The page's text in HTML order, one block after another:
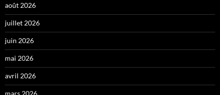
août 2026
juillet 2026
juin 2026
mai 2026
avril 2026